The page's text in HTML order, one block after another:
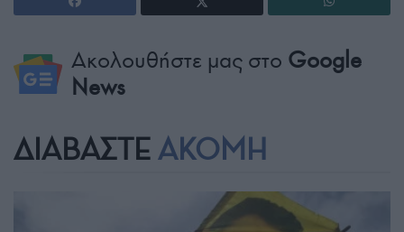
Ακολουθήστε μας στο Google
News
ΔΙΑΒΑΣΤΕ ΑΚΟΜΗ